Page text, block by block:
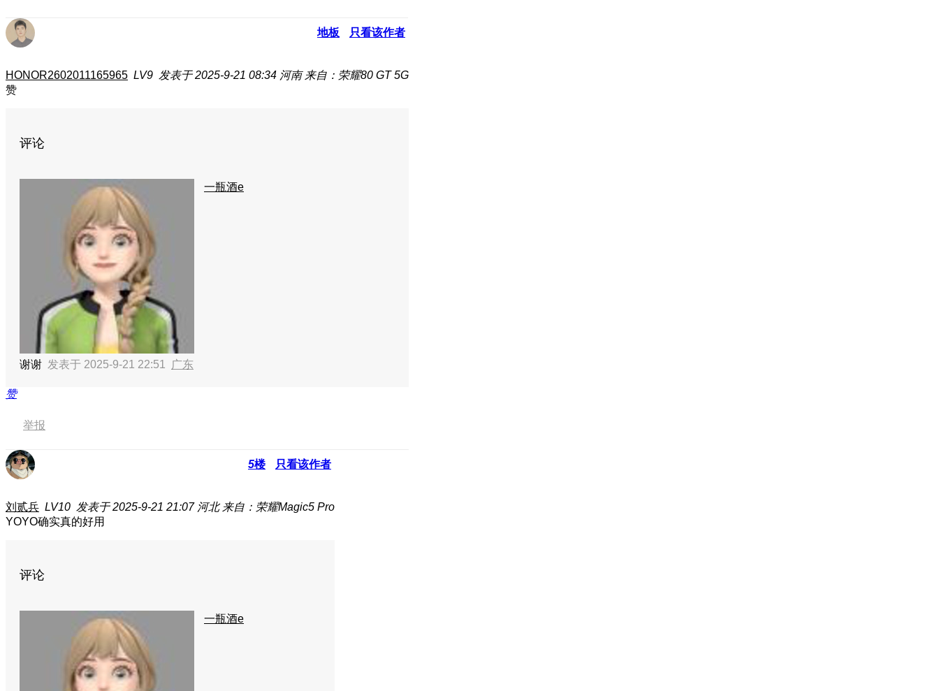
地板 只看该作者
HONOR2602011165965 LV9 发表于 2025-9-21 08:34 河南 来自：荣耀80 GT 5G
赞
评论
一瓶酒e
谢谢 发表于 2025-9-21 22:51 广东
赞
举报
5楼 只看该作者
刘贰兵 LV10 发表于 2025-9-21 21:07 河北 来自：荣耀Magic5 Pro
YOYO确实真的好用
评论
一瓶酒e